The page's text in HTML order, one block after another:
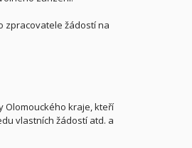
zpracovatele žádostí na
Olomouckého kraje, kteří
vlastních žádostí atd. a